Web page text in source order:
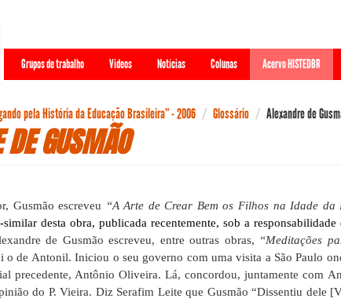
Grupos de trabalho Videos Notícias Colunas Acervo HISTEDBR
pela História da Educação Brasileira” - 2006 Glossário Alexandre de
GUSMÃO
Gusmão escreveu “A Arte de Crear Bem os Filhos na Idade
desta obra, publicada recentemente, sob a
de Gusmão escreveu, entre outras obras, “Meditações
o de Antonil. Iniciou o seu governo com uma visita a São Paulo
precedente, Antônio Oliveira. Lá, concordou, juntamente com
do P. Vieira. Diz Serafim Leite que Gusmão “Dissentiu dele